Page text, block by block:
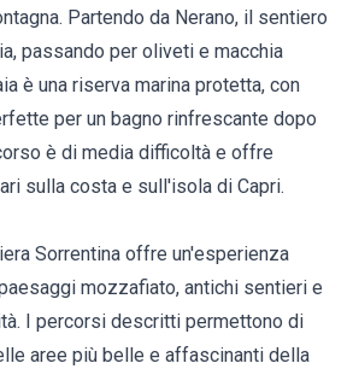
Partendo da Nerano, il sentiero
passando per oliveti e macchia
è una riserva marina protetta, con
per un bagno rinfrescante dopo
è di media difficoltà e offre
sulla costa e sull'isola di Capri.
Sorrentina offre un'esperienza
mozzafiato, antichi sentieri e
I percorsi descritti permettono di
aree più belle e affascinanti della